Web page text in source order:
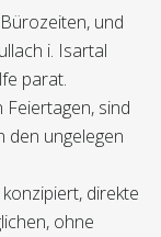
und
i. Isartal
parat.
Feiertagen, sind
den ungelegen
direkte
ohne